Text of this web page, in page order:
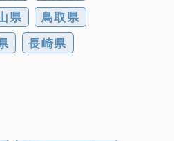
県
鳥取県
長崎県